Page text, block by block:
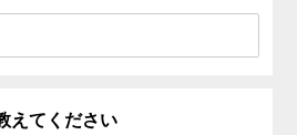
えてください